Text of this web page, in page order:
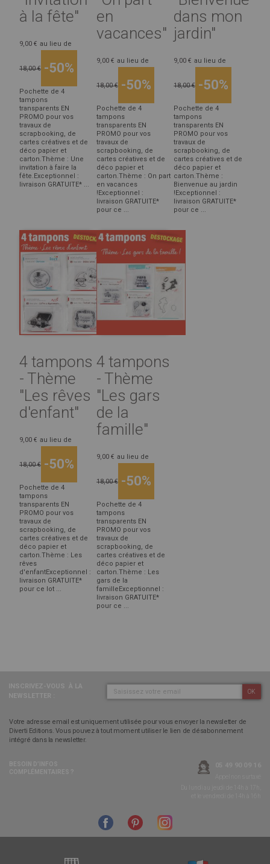
à la fête"
9,00 € au lieu de
18,00 € -50%
Pochette de 4
tampons
transparents EN
PROMO pour vos
travaux de
scrapbooking, de
cartes créatives et de
déco papier et
carton.Thème : Une
invitation à faire la
fête.Exceptionnel :
livraison GRATUITE* ...
en
vacances"
9,00 € au lieu de
18,00 € -50%
Pochette de 4
tampons
transparents EN
PROMO pour vos
travaux de
scrapbooking, de
cartes créatives et de
déco papier et
carton.Thème : On part
en vacances
!Exceptionnel :
livraison GRATUITE*
pour ce ...
dans mon
jardin"
9,00 € au lieu de
18,00 € -50%
Pochette de 4
tampons
transparents EN
PROMO pour vos
travaux de
scrapbooking, de
cartes créatives et de
déco papier et
carton.Thème :
Bienvenue au jardin
!Exceptionnel :
livraison GRATUITE*
pour ce ...
4 tampons
- Thème
"Les rêves
d'enfant"
9,00 € au lieu de
18,00 € -50%
Pochette de 4
tampons
transparents EN
PROMO pour vos
travaux de
scrapbooking, de
cartes créatives et de
déco papier et
carton.Thème : Les
rêves
d'enfantExceptionnel :
livraison GRATUITE*
pour ce lot ...
4 tampons
- Thème
"Les gars
de la
famille"
9,00 € au lieu de
18,00 € -50%
Pochette de 4
tampons
transparents EN
PROMO pour vos
travaux de
scrapbooking, de
cartes créatives et de
déco papier et
carton.Thème : Les
gars de la
familleExceptionnel :
livraison GRATUITE*
pour ce ...
OK
Votre adresse email est uniquement utilisée pour vous envoyer la newsletter de
Diverti Editions. Vous pouvez à tout moment utiliser le lien de désabonnement
intégré dans la newsletter.